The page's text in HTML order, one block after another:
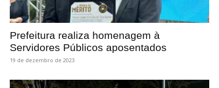
Prefeitura realiza homenagem à
Servidores Públicos aposentados
19 de dezembro de 2023